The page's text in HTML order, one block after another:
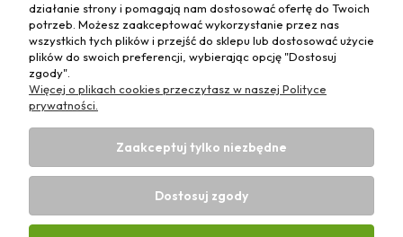
Płatności i dostawa
Informacje
O nas
Sklep rolniczy z częściami do maszyn E-ciągnik |
działanie strony i pomagają nam dostosować ofertę do Twoich
potrzeb. Możesz zaakceptować wykorzystanie przez nas
wszystkich tych plików i przejść do sklepu lub dostosować użycie
plików do swoich preferencji, wybierając opcję "Dostosuj
zgody".
Więcej o plikach cookies przeczytasz w naszej Polityce
prywatności.
Zaakceptuj tylko niezbędne
Dostosuj zgody